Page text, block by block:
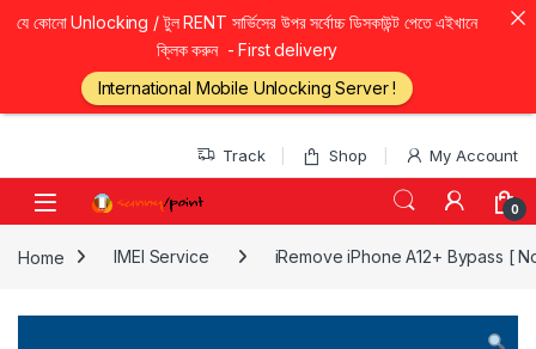
Track Shop My Account
0
Home IMEI Service iRemove iPhone A12+ Bypass [
যে কোনো Unlocking / টুল RENT সার্ভিসের উপর সর্বোচ্চ ডিসকাউন্ট পেতে এইখানে
ক্লিক করুন - First delivery
International Mobile Unlocking Server !